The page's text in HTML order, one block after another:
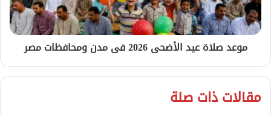
موعد صلاة عيد الأضحى 2026 فى مدن ومحافظات مصر
مقالات ذات صلة